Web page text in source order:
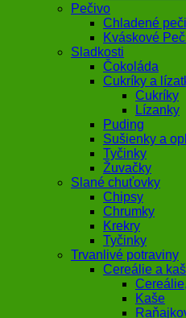
Pečivo
Chladené
Kváskové
Sladkosti
Čokoláda
Cukríky a
Cukríky
Lízanky
Puding
Sušienky a
Tyčinky
Žuvačky
Slané chuťovky
Chipsy
Chrumky
Krekry
Tyčinky
Trvanlivé potraviny
Cereálie a
Kaše